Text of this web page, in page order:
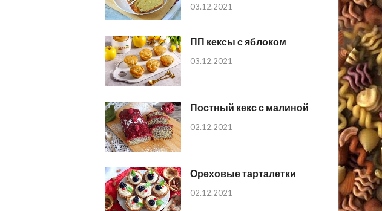
03.12.2021
ПП кексы с яблоком
03.12.2021
Постный кекс с малиной
02.12.2021
Ореховые тарталетки
02.12.2021